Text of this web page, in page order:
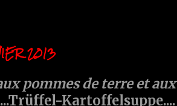
2013
pommes de terre et aux
Kartoffelsuppe....